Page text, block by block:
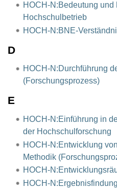
HOCH-N:Bedeutung
Hochschulbetrieb
HOCH-N:BNE-
D
HOCH-N:Durchführung
(Forschungsprozess)
E
HOCH-N:Einführung in
der Hochschulforschung
HOCH-N:Entwicklung
Methodik
HOCH-
HOCH-